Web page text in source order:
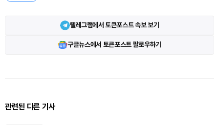
텔레그램에서 토큰포스트 속보 보기
구글뉴스에서 토큰포스트 팔로우하기
관련된 다른 기사